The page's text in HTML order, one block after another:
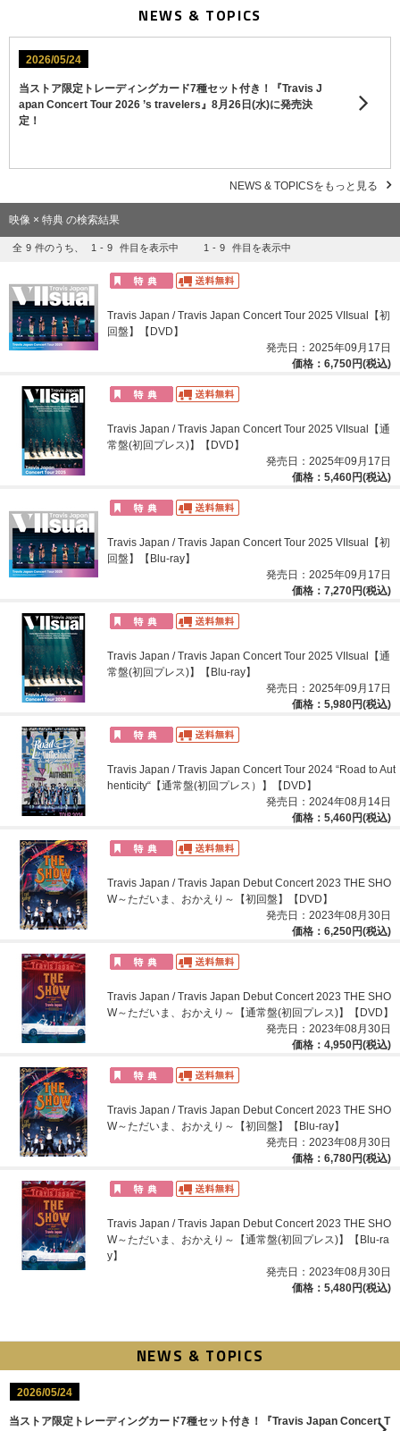
NEWS & TOPICS
2026/05/24
当ストア限定トレーディングカード7種セット付き！『Travis J
apan Concert Tour 2026 ’s travelers』8月26日(水)に発売決
定！
NEWS & TOPICSをもっと見る
映像 × 特典 の検索結果
全 9 件のうち、 1 - 9 件目を表示中 1 - 9 件目を表示中
Travis Japan / Travis Japan Concert Tour 2025 VIIsual【初
回盤】【DVD】
発売日：2025年09月17日
価格：6,750円(税込)
Travis Japan / Travis Japan Concert Tour 2025 VIIsual【通
常盤(初回プレス)】【DVD】
発売日：2025年09月17日
価格：5,460円(税込)
Travis Japan / Travis Japan Concert Tour 2025 VIIsual【初
回盤】【Blu-ray】
発売日：2025年09月17日
価格：7,270円(税込)
Travis Japan / Travis Japan Concert Tour 2025 VIIsual【通
常盤(初回プレス)】【Blu-ray】
発売日：2025年09月17日
価格：5,980円(税込)
Travis Japan / Travis Japan Concert Tour 2024 “Road to Aut
henticity“【通常盤(初回プレス）】【DVD】
発売日：2024年08月14日
価格：5,460円(税込)
Travis Japan / Travis Japan Debut Concert 2023 THE SHO
W～ただいま、おかえり～【初回盤】【DVD】
発売日：2023年08月30日
価格：6,250円(税込)
Travis Japan / Travis Japan Debut Concert 2023 THE SHO
W～ただいま、おかえり～【通常盤(初回プレス)】【DVD】
発売日：2023年08月30日
価格：4,950円(税込)
Travis Japan / Travis Japan Debut Concert 2023 THE SHO
W～ただいま、おかえり～【初回盤】【Blu-ray】
発売日：2023年08月30日
価格：6,780円(税込)
Travis Japan / Travis Japan Debut Concert 2023 THE SHO
W～ただいま、おかえり～【通常盤(初回プレス)】【Blu-ra
y】
発売日：2023年08月30日
価格：5,480円(税込)
NEWS & TOPICS
2026/05/24
当ストア限定トレーディングカード7種セット付き！『Travis Japan Concert T